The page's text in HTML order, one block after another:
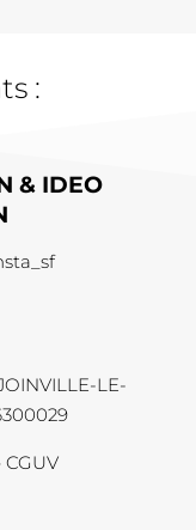
:
& IDEO
LE-